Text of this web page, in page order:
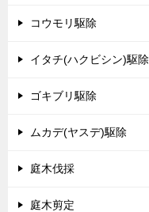
コウモリ駆除
イタチ(ハクビシン)駆除
ゴキブリ駆除
ムカデ(ヤスデ)駆除
庭木伐採
庭木剪定